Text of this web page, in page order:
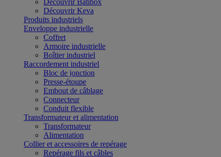
Découvrir Batibox
Découvrir Keva
Produits industriels
Enveloppe industrielle
Coffret
Armoire industrielle
Boîtier industriel
Raccordement industriel
Bloc de jonction
Presse-étoupe
Embout de câblage
Connecteur
Conduit flexible
Transformateur et alimentation
Transformateur
Alimentation
Collier et accessoires de repérage
Repérage fils et câbles